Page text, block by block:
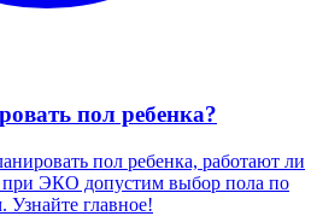
пол ребенка?
пол ребенка, работают ли
при ЭКО допустим выбор пола по
главное!